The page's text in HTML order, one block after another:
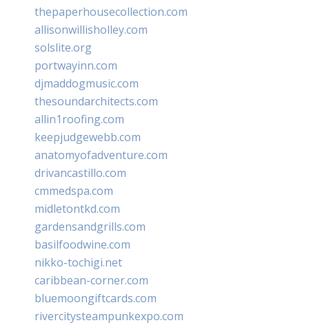
thepaperhousecollection.com
allisonwillisholley.com
solslite.org
portwayinn.com
djmaddogmusic.com
thesoundarchitects.com
allin1roofing.com
keepjudgewebb.com
anatomyofadventure.com
drivancastillo.com
cmmedspa.com
midletontkd.com
gardensandgrills.com
basilfoodwine.com
nikko-tochigi.net
caribbean-corner.com
bluemoongiftcards.com
rivercitysteampunkexpo.com